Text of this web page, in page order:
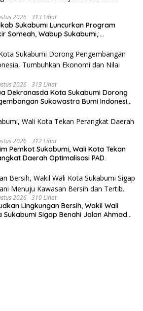
2026 313 Lihat
Sukabumi Luncurkan Program
Someah, Wabup Sukabumi,:
2026 313 Lihat
Dekranasda Kota Sukabumi Dorong
Sukawastra Bumi Indonesia,
2026 312 Lihat
Pemkot Sukabumi, Wali Kota Tekan
Daerah Optimalisasi PAD.
2026 310 Lihat
Lingkungan Bersih, Wakil Wali
Sukabumi Sigap Benahi Jalan Ahmad